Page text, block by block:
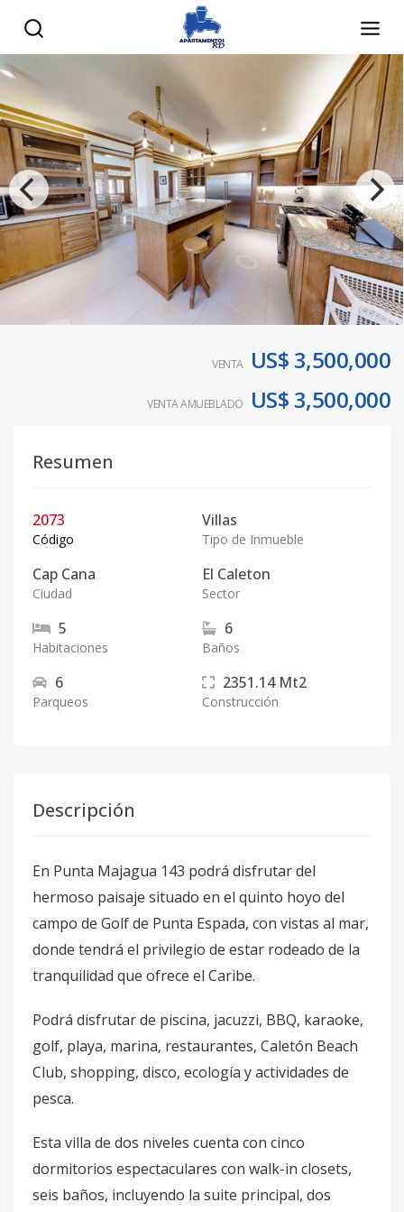
VENTA US$ 3,500,000
VENTA AMUEBLADO US$ 3,500,000
Resumen
2073
Código
Villas
Tipo de Inmueble
Cap Cana
Ciudad
El Caleton
Sector
5
Habitaciones
6
Baños
6
Parqueos
2351.14 Mt2
Construcción
Descripción
En Punta Majagua 143 podrá disfrutar del
hermoso paisaje situado en el quinto hoyo del
campo de Golf de Punta Espada, con vistas al mar,
donde tendrá el privilegio de estar rodeado de la
tranquilidad que ofrece el Caribe.
Podrá disfrutar de piscina, jacuzzi, BBQ, karaoke,
golf, playa, marina, restaurantes, Caletón Beach
Club, shopping, disco, ecología y actividades de
pesca.
Esta villa de dos niveles cuenta con cinco
dormitorios espectaculares con walk-in closets,
seis baños, incluyendo la suite principal, dos